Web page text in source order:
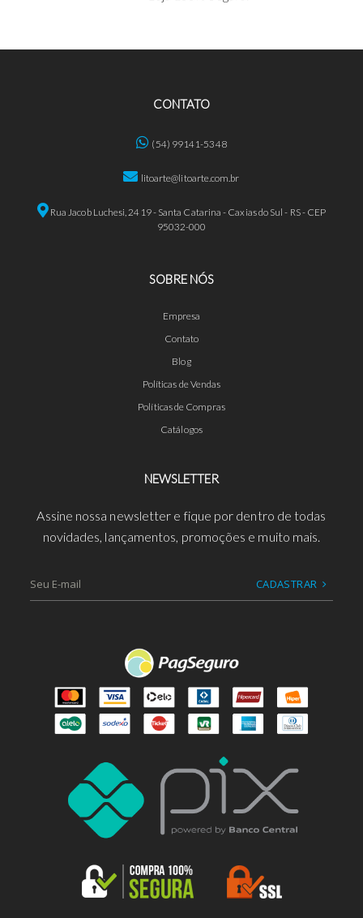
CONTATO
(54) 99141-5348
litoarte@litoarte.com.br
Rua Jacob Luchesi, 2419 - Santa Catarina - Caxias do Sul - RS - CEP
95032-000
SOBRE NÓS
Empresa
Contato
Blog
Políticas de Vendas
Políticas de Compras
Catálogos
NEWSLETTER
Assine nossa newsletter e fique por dentro de todas
novidades, lançamentos, promoções e muito mais.
CADASTRAR